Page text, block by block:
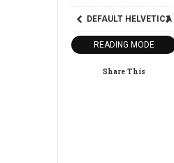
DEFAULT HELVETICA
READING MODE
Share This